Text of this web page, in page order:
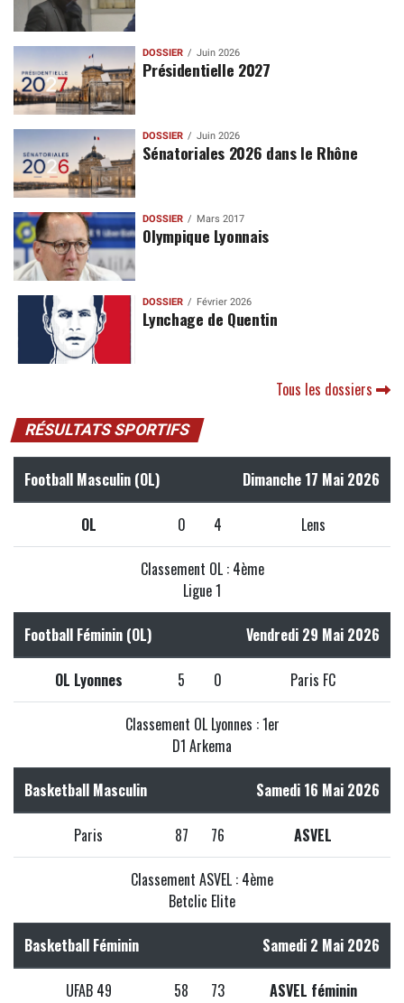
DOSSIER Juin 2026
Présidentielle 2027
DOSSIER Juin 2026
Sénatoriales 2026 dans le Rhône
DOSSIER Mars 2017
Olympique Lyonnais
DOSSIER Février 2026
Lynchage de Quentin
Tous les dossiers
RÉSULTATS SPORTIFS
Football Masculin (OL) Dimanche 17 Mai 2026
OL 0 4 Lens
Classement OL : 4ème
Ligue 1
Football Féminin (OL) Vendredi 29 Mai 2026
OL Lyonnes 5 0 Paris FC
Classement OL Lyonnes : 1er
D1 Arkema
Basketball Masculin Samedi 16 Mai 2026
Paris 87 76 ASVEL
Classement ASVEL : 4ème
Betclic Elite
Basketball Féminin Samedi 2 Mai 2026
UFAB 49 58 73 ASVEL féminin